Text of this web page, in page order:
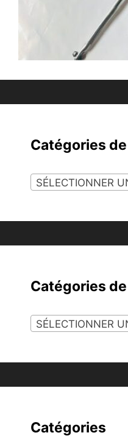
Catégories de
SÉLECTIONNER
Catégories
SÉLECTIONNER
Catégories